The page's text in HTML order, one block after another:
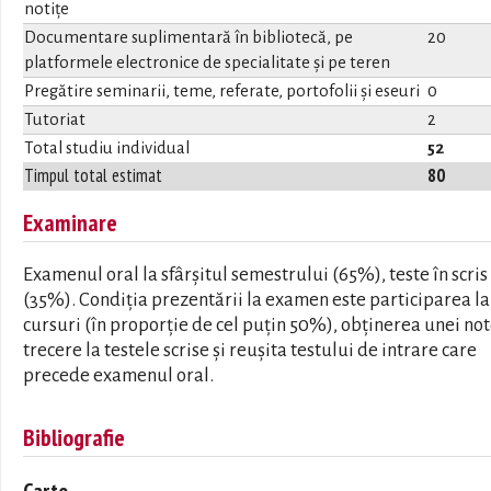
Timpul total estimat 80
notițe
Documentare suplimentară în bibliotecă, pe
platformele electronice de specialitate și pe teren
20
Pregătire seminarii, teme, referate, portofolii și eseuri 0
Tutoriat
2
Total studiu individual
52
Examinare
Examenul oral la sfârşitul semestrului (65%), teste în scris
(35%). Condiţia prezentării la examen este participarea la
cursuri (în proporţie de cel puţin 50%), obţinerea unei
trecere la testele scrise şi reuşita testului de intrare care
precede examenul oral.
Bibliografie